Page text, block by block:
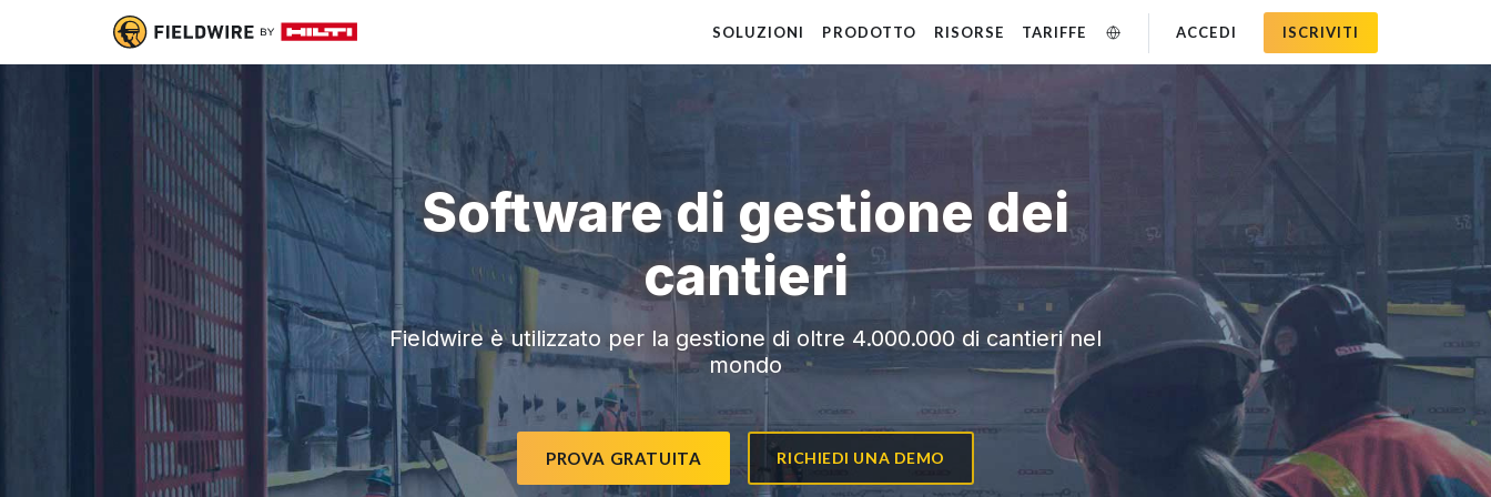
SOLUZIONI PRODOTTO RISORSE TARIFFE ACCEDI ISCRIVITI
Software di gestione dei
cantieri
Fieldwire è utilizzato per la gestione di oltre 4.000.000 di cantieri nel
mondo
PROVA GRATUITA RICHIEDI UNA DEMO